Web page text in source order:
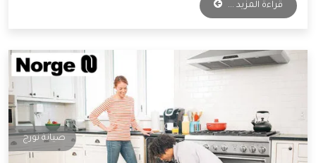
على آراء الكثير من العملاء فهي الأفضل دائمًا في عمليات
قراءة المزيد ...
صيانة نورج